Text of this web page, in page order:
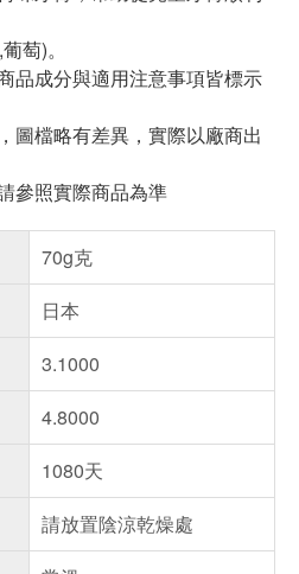
萄)。
品成分與適用注意事項皆標示
圖檔略有差異，實際以廠商出
參照實際商品為準
70g克
日本
3.1000
4.8000
1080天
請放置陰涼乾燥處